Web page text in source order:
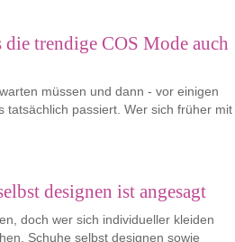
trendige COS Mode auch
müssen und dann - vor einigen
passiert. Wer sich früher mit
designen ist angesagt
doch wer sich individueller kleiden
Schuhe selbst designen sowie